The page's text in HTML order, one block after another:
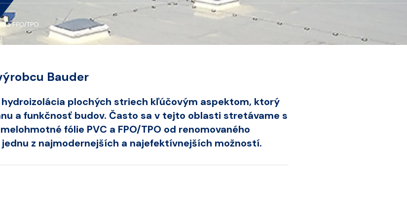
a FPO/TPO
Bauder
plochých striech kľúčovým aspektom, ktorý
a funkčnosť budov. Často sa v tejto oblasti stretávame s
fólie PVC a FPO/TPO od renomovaného
z najmodernejších a najefektívnejších možností.